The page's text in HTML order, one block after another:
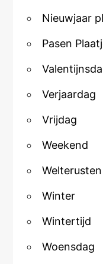
Nieuwjaar
Pasen
Verjaardag
Vrijdag
Weekend
Welterusten
Winter
Wintertijd
Woensdag